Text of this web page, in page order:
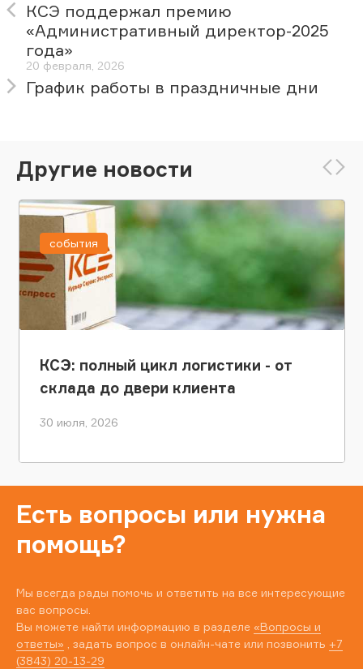
КСЭ поддержал премию
«Административный директор-2025
года»
20 февраля, 2026
График работы в праздничные дни
Другие новости
КСЭ: полный цикл логистики - от
склада до двери клиента
30 июля, 2026
события
Есть вопросы или нужна
помощь?
Мы всегда рады помочь и ответить на все интересующие
вас вопросы.
Вы можете найти информацию в разделе «Вопросы и
ответы» , задать вопрос в онлайн-чате или позвонить +7
(3843) 20-13-29